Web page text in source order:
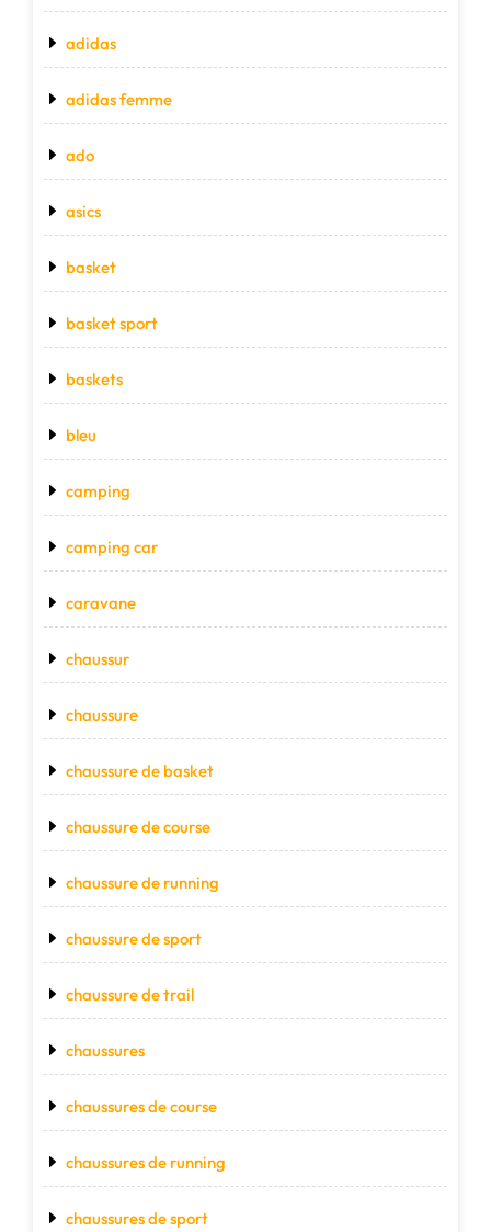
adidas
adidas femme
ado
asics
basket
basket sport
baskets
bleu
camping
camping car
caravane
chaussur
chaussure
chaussure de basket
chaussure de course
chaussure de running
chaussure de sport
chaussure de trail
chaussures
chaussures de course
chaussures de running
chaussures de sport